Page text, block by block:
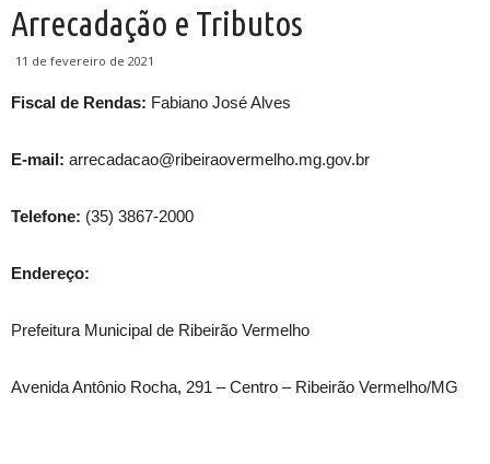
Arrecadação e Tributos
11 de fevereiro de 2021
Fiscal de Rendas: Fabiano José Alves
E-mail: arrecadacao@ribeiraovermelho.mg.gov.br
Telefone: (35) 3867-2000
Endereço:
Prefeitura Municipal de Ribeirão Vermelho
Avenida Antônio Rocha, 291 – Centro – Ribeirão Vermelho/MG